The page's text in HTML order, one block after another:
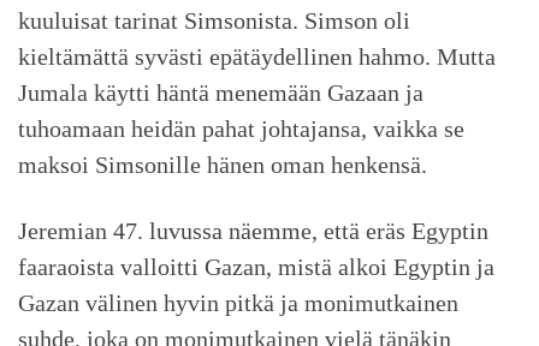
kuuluisat tarinat Simsonista. Simson oli
kieltämättä syvästi epätäydellinen hahmo. Mutta
Jumala käytti häntä menemään Gazaan ja
tuhoamaan heidän pahat johtajansa, vaikka se
maksoi Simsonille hänen oman henkensä.
Jeremian 47. luvussa näemme, että eräs Egyptin
faaraoista valloitti Gazan, mistä alkoi Egyptin ja
Gazan välinen hyvin pitkä ja monimutkainen
suhde, joka on monimutkainen vielä tänäkin